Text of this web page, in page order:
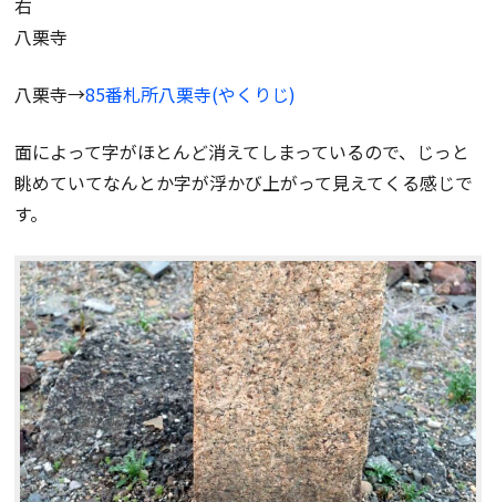
右
八栗寺
八栗寺→85番札所八栗寺(やくりじ)
面によって字がほとんど消えてしまっているので、じっと
眺めていてなんとか字が浮かび上がって見えてくる感じで
す。